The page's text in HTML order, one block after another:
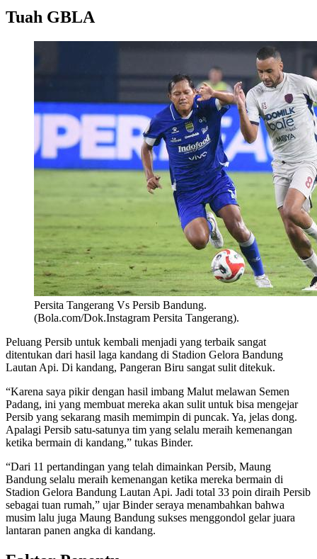
Tuah GBLA
Persita Tangerang Vs Persib Bandung.
(Bola.com/Dok.Instagram Persita Tangerang).
Peluang Persib untuk kembali menjadi yang terbaik sangat
ditentukan dari hasil laga kandang di Stadion Gelora Bandung
Lautan Api. Di kandang, Pangeran Biru sangat sulit ditekuk.
“Karena saya pikir dengan hasil imbang Malut melawan Semen
Padang, ini yang membuat mereka akan sulit untuk bisa mengejar
Persib yang sekarang masih memimpin di puncak. Ya, jelas dong.
Apalagi Persib satu-satunya tim yang selalu meraih kemenangan
ketika bermain di kandang,” tukas Binder.
“Dari 11 pertandingan yang telah dimainkan Persib, Maung
Bandung selalu meraih kemenangan ketika mereka bermain di
Stadion Gelora Bandung Lautan Api. Jadi total 33 poin diraih Persib
sebagai tuan rumah,” ujar Binder seraya menambahkan bahwa
musim lalu juga Maung Bandung sukses menggondol gelar juara
lantaran panen angka di kandang.